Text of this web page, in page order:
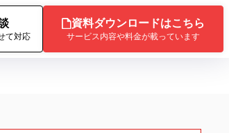
て対応
資料ダウンロードはこちら
サービス内容や料金が載っています